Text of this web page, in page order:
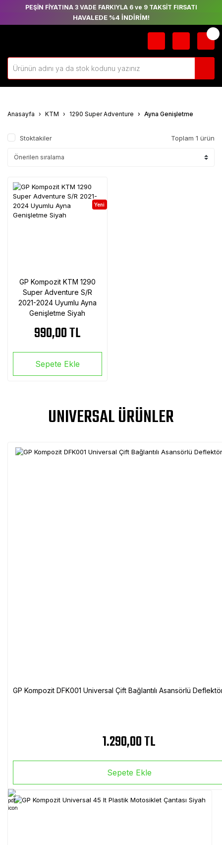
PEŞİN FİYATINA 3 VADE FARKIYLA 6 ve 9 TAKSİT FIRSATI
HAVALEDE %4 İNDİRİM!
Anasayfa KTM 1290 Super Adventure Ayna Genişletme
Stoktakiler Toplam 1 ürün
Yeni
GP Kompozit KTM 1290
Super Adventure S/R
2021-2024 Uyumlu Ayna
Genişletme Siyah
990,00 TL
Sepete Ekle
UNIVERSAL ÜRÜNLER
GP Kompozit DFK001 Universal Çift Bağlantılı Asansörlü
1.290,00 TL
Sepete Ekle